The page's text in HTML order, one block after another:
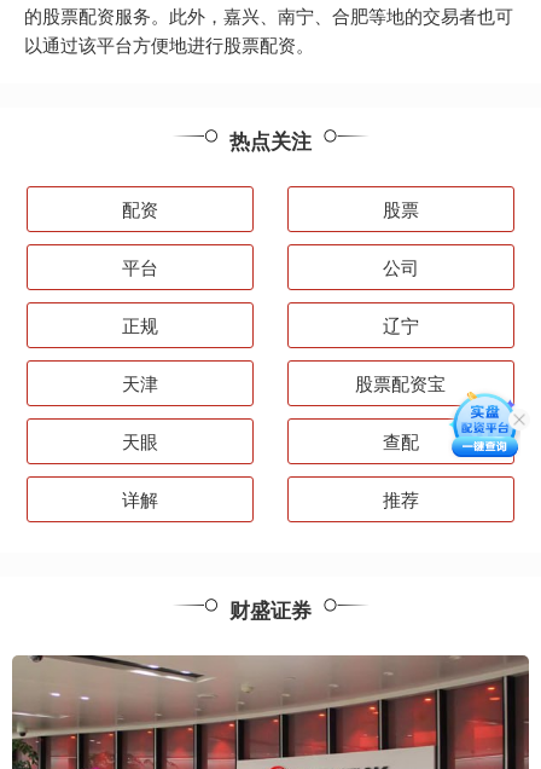
的股票配资服务。此外，嘉兴、南宁、合肥等地的交易者也可
以通过该平台方便地进行股票配资。
热点关注
配资 股票
平台 公司
正规 辽宁
天津 股票配资宝
天眼 查配
详解 推荐
财盛证券